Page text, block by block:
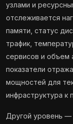
узлами и
отслеживается
памяти, статус
трафик,
сервисов и объем
показатели
мощностей для
инфраструктура к
Другой уровень —